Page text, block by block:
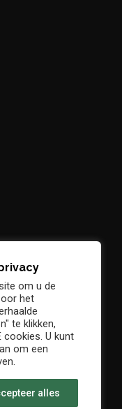
om u de
het
te klikken,
cookies. U kunt
om een
alles